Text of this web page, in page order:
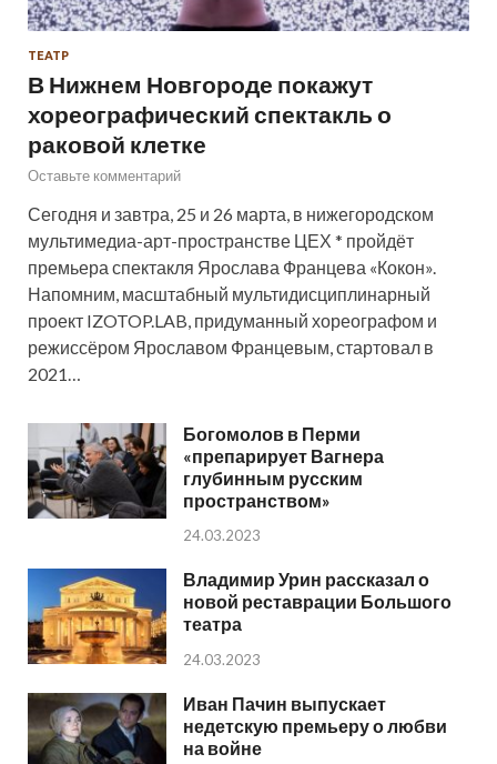
ТЕАТР
В Нижнем Новгороде покажут
хореографический спектакль о
раковой клетке
Оставьте комментарий
Сегодня и завтра, 25 и 26 марта, в нижегородском
мультимедиа-арт-пространстве ЦЕХ * пройдёт
премьера спектакля Ярослава Францева «Кокон».
Напомним, масштабный мультидисциплинарный
проект IZOTOP.LAB, придуманный хореографом и
режиссёром Ярославом Францевым, стартовал в
2021…
Богомолов в Перми
«препарирует Вагнера
глубинным русским
пространством»
24.03.2023
Владимир Урин рассказал о
новой реставрации Большого
театра
24.03.2023
Иван Пачин выпускает
недетскую премьеру о любви
на войне